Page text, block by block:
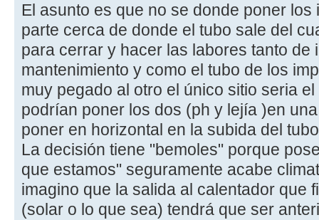
El asunto es que no se donde poner los
parte cerca de donde el tubo sale del
para cerrar y hacer las labores tanto de
mantenimiento y como el tubo de los
muy pegado al otro el único sitio seria
podrían poner los dos (ph y lejía )en
poner en horizontal en la subida del
La decisión tiene "bemoles" porque
que estamos" seguramente acabe
imagino que la salida al calentador que
(solar o lo que sea) tendrá que ser